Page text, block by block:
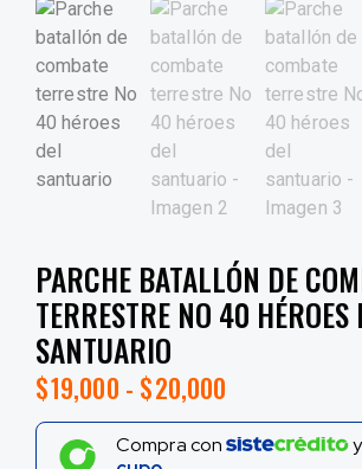
PARCHE BATALLÓN DE
TERRESTRE NO 40 HÉROES
SANTUARIO
$19,000 - $20,000
Compra con y